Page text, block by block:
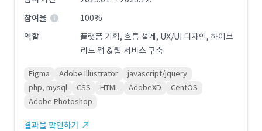
참여율
100%
역할
플랫폼 기획, 흐름 설계, UX/UI 디자인, 하이브
리드 앱 & 웹 서비스 구축
Figma Adobe Illustrator
javascript/jquery
php, mysql
CSS HTML AdobeXD
CentOS
Adobe Photoshop
결과물 확인하기